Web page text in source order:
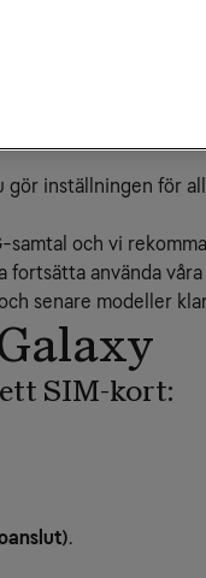
för surf*.
gör inställningen för
samtal och vi
fortsätta använda
senare modeller
SIM-kort:
.